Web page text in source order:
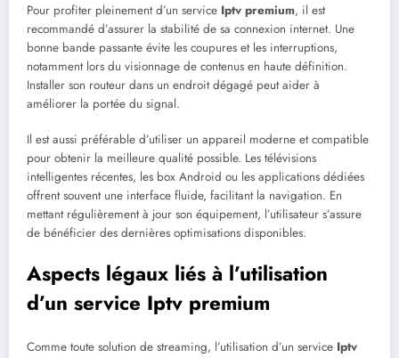
Pour profiter pleinement d’un service Iptv premium, il est
recommandé d’assurer la stabilité de sa connexion internet. Une
bonne bande passante évite les coupures et les interruptions,
notamment lors du visionnage de contenus en haute définition.
Installer son routeur dans un endroit dégagé peut aider à
améliorer la portée du signal.
Il est aussi préférable d’utiliser un appareil moderne et compatible
pour obtenir la meilleure qualité possible. Les télévisions
intelligentes récentes, les box Android ou les applications dédiées
offrent souvent une interface fluide, facilitant la navigation. En
mettant régulièrement à jour son équipement, l’utilisateur s’assure
de bénéficier des dernières optimisations disponibles.
Aspects légaux liés à l’utilisation
d’un service Iptv premium
Comme toute solution de streaming, l’utilisation d’un service Iptv